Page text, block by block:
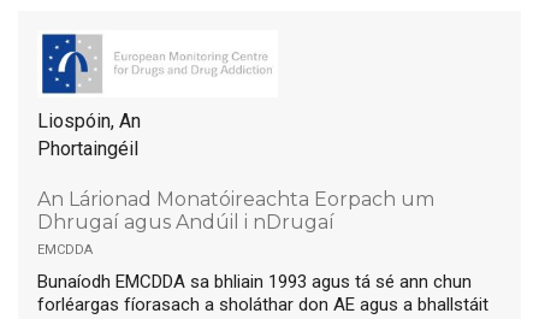
Liospóin, An
Phortaingéil
An Lárionad Monatóireachta Eorpach um
Dhrugaí agus Andúil i nDrugaí
emcdda
Bunaíodh EMCDDA sa bhliain 1993 agus tá sé ann chun
forléargas fíorasach a sholáthar don AE agus a bhallstáit